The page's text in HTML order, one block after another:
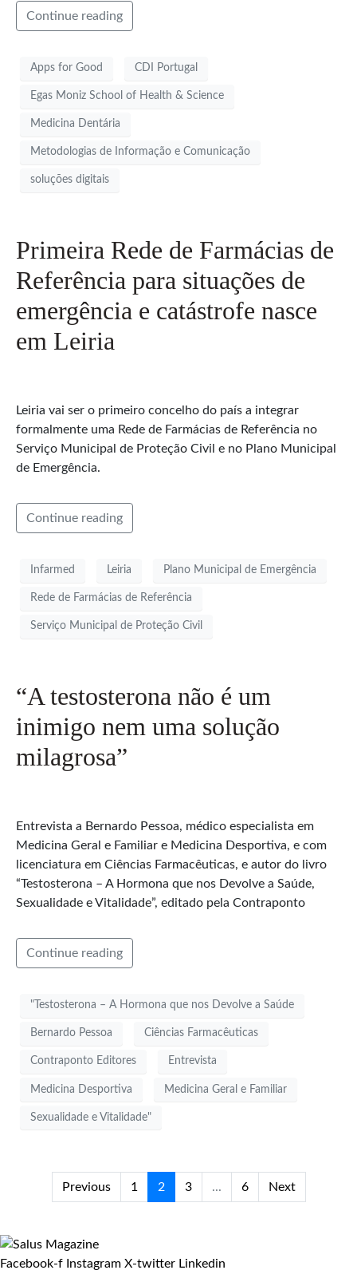
Continue reading
Apps for Good CDI Portugal
Egas Moniz School of Health & Science
Medicina Dentária
Metodologias de Informação e Comunicação
soluções digitais
Primeira Rede de Farmácias de
Referência para situações de
emergência e catástrofe nasce
em Leiria
Leiria vai ser o primeiro concelho do país a integrar
formalmente uma Rede de Farmácias de Referência no
Serviço Municipal de Proteção Civil e no Plano Municipal
de Emergência.
Continue reading
Infarmed Leiria Plano Municipal de Emergência
Rede de Farmácias de Referência
Serviço Municipal de Proteção Civil
“A testosterona não é um
inimigo nem uma solução
milagrosa”
Entrevista a Bernardo Pessoa, médico especialista em
Medicina Geral e Familiar e Medicina Desportiva, e com
licenciatura em Ciências Farmacêuticas, e autor do livro
“Testosterona – A Hormona que nos Devolve a Saúde,
Sexualidade e Vitalidade”, editado pela Contraponto
Continue reading
"Testosterona – A Hormona que nos Devolve a Saúde
Bernardo Pessoa Ciências Farmacêuticas
Contraponto Editores Entrevista
Medicina Desportiva Medicina Geral e Familiar
Sexualidade e Vitalidade"
Previous 1 2 3 ... 6 Next
Facebook-f Instagram X-twitter Linkedin